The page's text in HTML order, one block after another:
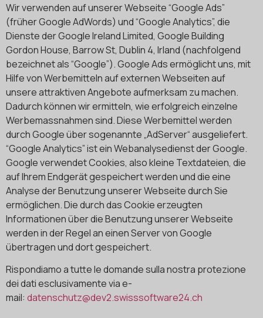
Wir verwenden auf unserer Webseite “Google Ads”
(früher Google AdWords) und “Google Analytics”, die
Dienste der Google Ireland Limited, Google Building
Gordon House, Barrow St, Dublin 4, Irland (nachfolgend
bezeichnet als “Google”). Google Ads ermöglicht uns, mit
Hilfe von Werbemitteln auf externen Webseiten auf
unsere attraktiven Angebote aufmerksam zu machen.
Dadurch können wir ermitteln, wie erfolgreich einzelne
Werbemassnahmen sind. Diese Werbemittel werden
durch Google über sogenannte „AdServer“ ausgeliefert.
“Google Analytics” ist ein Webanalysedienst der Google.
Google verwendet Cookies, also kleine Textdateien, die
auf Ihrem Endgerät gespeichert werden und die eine
Analyse der Benutzung unserer Webseite durch Sie
ermöglichen. Die durch das Cookie erzeugten
Informationen über die Benutzung unserer Webseite
werden in der Regel an einen Server von Google
übertragen und dort gespeichert.
Rispondiamo a tutte le domande sulla nostra protezione
dei dati esclusivamente via e-
mail: datenschutz@dev2.swisssoftware24.ch